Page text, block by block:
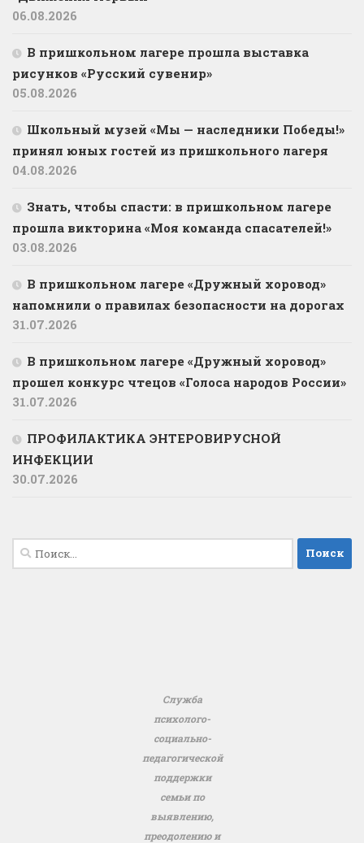
06.08.2026
В пришкольном лагере прошла выставка
рисунков «Русский сувенир»
05.08.2026
Школьный музей «Мы — наследники Победы!»
принял юных гостей из пришкольного лагеря
04.08.2026
Знать, чтобы спасти: в пришкольном лагере
прошла викторина «Моя команда спасателей!»
03.08.2026
В пришкольном лагере «Дружный хоровод»
напомнили о правилах безопасности на дорогах
31.07.2026
В пришкольном лагере «Дружный хоровод»
прошел конкурс чтецов «Голоса народов России»
31.07.2026
ПРОФИЛАКТИКА ЭНТЕРОВИРУСНОЙ
ИНФЕКЦИИ
30.07.2026
Найти:
Служба
психолого-
социально-
педагогической
поддержки
семьи по
выявлению,
преодолению и